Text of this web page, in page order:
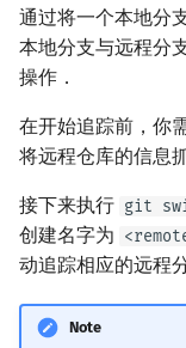
通过将一个本地分
本地分支与远程分
操作．
在开始追踪前，你
将远程仓库的信息
接下来执行 git
创建名字为
动追踪相应的远程
Note